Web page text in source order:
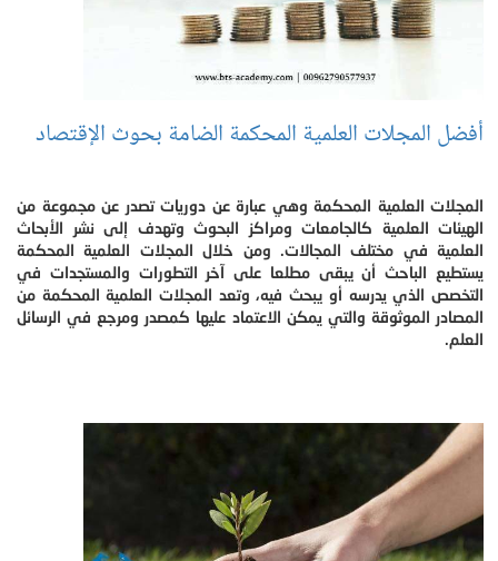
أفضل المجلات العلمية المحكمة الضامة بحوث الإقتصاد
المجلات العلمية المحكمة وهي عبارة عن دوريات تصدر عن مجموعة من
الهيئات العلمية كالجامعات ومراكز البحوث وتهدف إلى نشر الأبحاث
العلمية في مختلف المجالات. ومن خلال المجلات العلمية المحكمة
يستطيع الباحث أن يبقى مطلعا على آخر التطورات والمستجدات في
التخصص الذي يدرسه أو يبحث فيه، وتعد المجلات العلمية المحكمة من
المصادر الموثوقة والتي يمكن الاعتماد عليها كمصدر ومرجع في الرسائل
العلم.